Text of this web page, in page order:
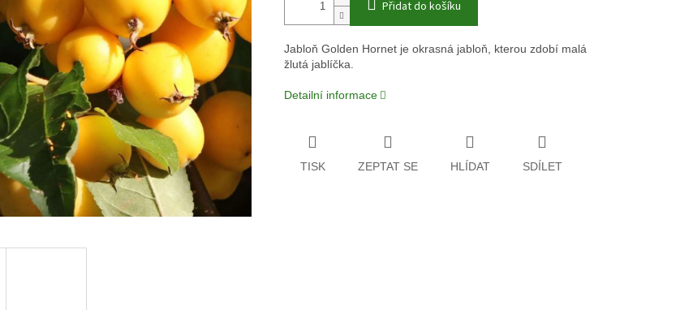
Přidat do košíku
Jabloň Golden Hornet je okrasná jabloň, kterou zdobí malá
žlutá jablíčka.
Detailní informace
TISK ZEPTAT SE HLÍDAT SDÍLET